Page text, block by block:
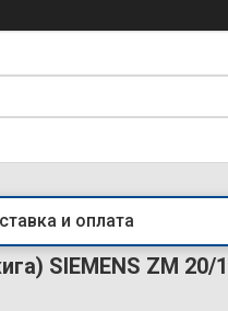
и оплата
SIEMENS ZM 20/